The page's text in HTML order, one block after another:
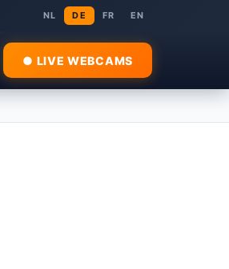
NL DE FR EN
● LIVE WEBCAMS